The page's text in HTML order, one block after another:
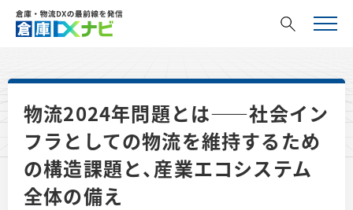
物流2024年問題とは――社会イン
フラとしての物流を維持するため
の構造課題と、産業エコシステム
全体の備え